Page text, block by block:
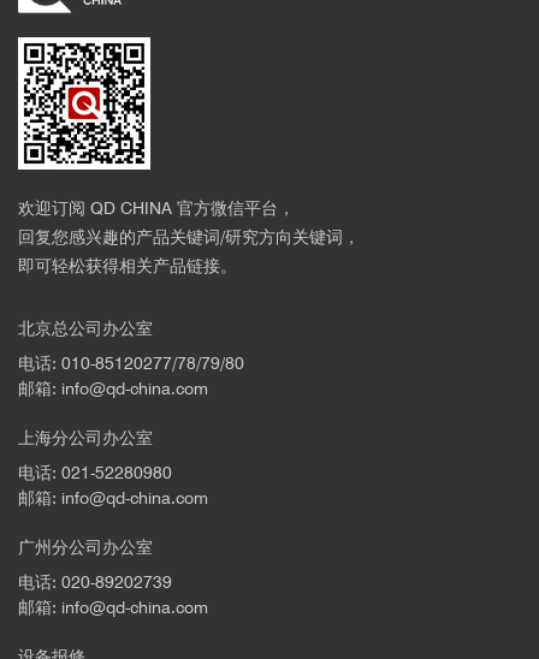
欢迎订阅 QD CHINA 官方微信平台，
回复您感兴趣的产品关键词/研究方向关键词，
即可轻松获得相关产品链接。
北京总公司办公室
电话: 010-85120277/78/79/80
邮箱: info@qd-china.com
上海分公司办公室
电话: 021-52280980
邮箱: info@qd-china.com
广州分公司办公室
电话: 020-89202739
邮箱: info@qd-china.com